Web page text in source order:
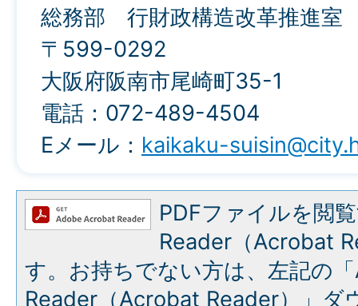
総務部 行財政構造改革推進室
〒599-0292
大阪府阪南市尾崎町35-1
電話：072-489-4504
Eメール： kaikaku-
PDFファイルを閲
Reader（Acrobat
す。お持ちでない方は、左記の
Reader（Acrobat Reader）」ダ